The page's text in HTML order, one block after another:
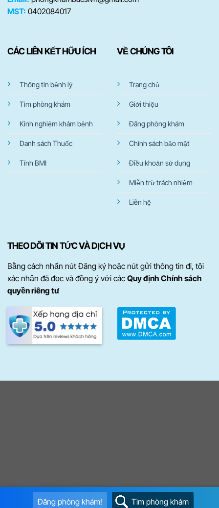
MST: 0402084017
CÁC LIÊN KẾT HỮU ÍCH
Thông tin bệnh lý
Tìm phòng khám
Kinh nghiệm khám bệnh
Danh sách Thuốc
Tính BMI
VỀ CHÚNG TÔI
Trang chủ
Giới thiệu
Đăng phòng khám
Chính sách bảo mật
Điều khoản sử dụng
Miễn trừ trách nhiệm
Liên hệ
THEO DÕI TIN TỨC VÀ DỊCH VỤ
Bằng cách nhấn nút Đăng ký hoặc nút gửi thông tin đi, tôi
xác nhận đã đọc và đồng ý với các Quy định Chính sách
quyền riêng tư
Đăng phòng khám! Tìm phòng khám